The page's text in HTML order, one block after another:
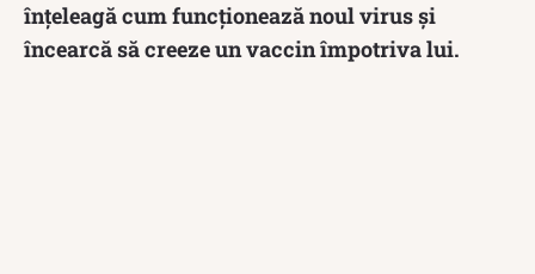
înțeleagă cum funcționează noul virus și
încearcă să creeze un vaccin împotriva lui.